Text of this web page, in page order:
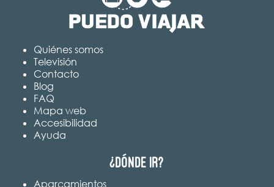
Quiénes somos
Televisión
Contacto
Blog
FAQ
Mapa web
Accesibilidad
Ayuda
¿Dónde ir?
Aparcamientos